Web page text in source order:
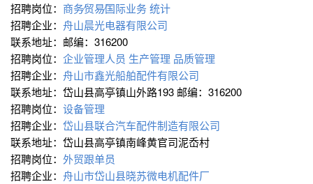
招聘岗位： 商务∕贸易∕国际业务统计
招聘企业： 舟山晨光电器有限公司
联系地址：邮编：316200
招聘岗位： 企业管理人员 生产管理 品质管理
招聘企业： 舟山市鑫光船舶配件有限公司
联系地址：岱山县高亭镇山外路193 邮编：316200
招聘岗位： 设备管理
招聘企业： 岱山县联合汽车配件制造有限公司
联系地址：岱山县高亭镇南峰黄官司泥岙村
招聘岗位： 外贸跟单员
招聘企业： 舟山市岱山县晓苏微电机配件厂